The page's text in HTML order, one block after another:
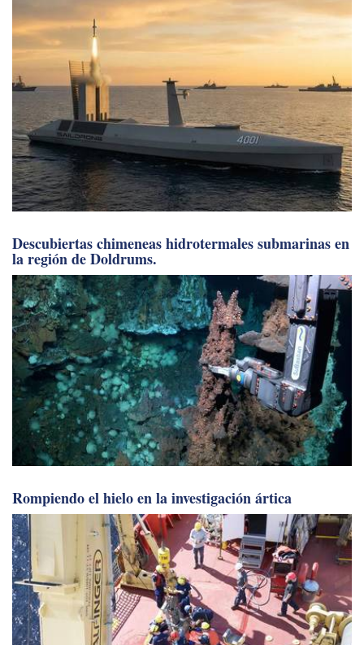
Descubiertas chimeneas hidrotermales submarinas en
la región de Doldrums.
Rompiendo el hielo en la investigación ártica